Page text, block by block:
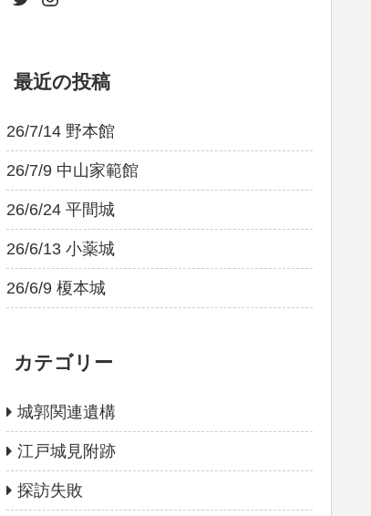
最近の投稿
26/7/14 野本館
26/7/9 中山家範館
26/6/24 平間城
26/6/13 小薬城
26/6/9 榎本城
カテゴリー
城郭関連遺構
江戸城見附跡
探訪失敗